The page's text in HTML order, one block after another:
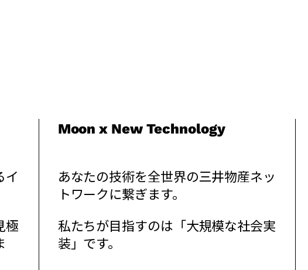
イ
極
Moon x New Technology
あなたの技術を全世界の三井物産ネッ
トワークに繋ぎます。
私たちが目指すのは「大規模な社会実
装」です。